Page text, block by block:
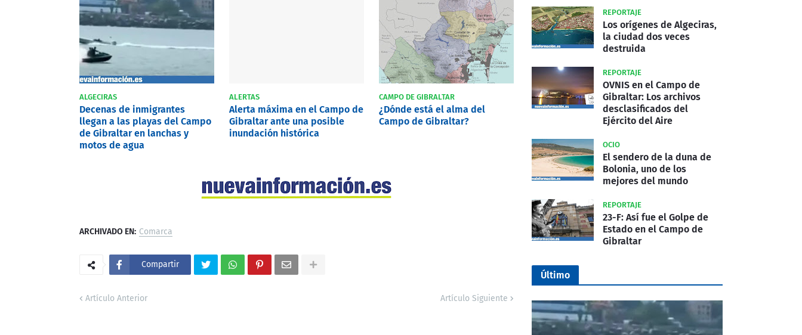
ALGECIRAS
Decenas de inmigrantes
llegan a las playas del Campo
de Gibraltar en lanchas y
motos de agua
ALERTAS
Alerta máxima en el Campo de
Gibraltar ante una posible
inundación histórica
CAMPO DE GIBRALTAR
¿Dónde está el alma del
Campo de Gibraltar?
ARCHIVADO EN: Comarca
Compartir
Artículo Anterior Artículo Siguiente
REPORTAJE
Los orígenes de Algeciras,
la ciudad dos veces
destruida
REPORTAJE
OVNIS en el Campo de
Gibraltar: Los archivos
desclasificados del
Ejército del Aire
OCIO
El sendero de la duna de
Bolonia, uno de los
mejores del mundo
REPORTAJE
23-F: Así fue el Golpe de
Estado en el Campo de
Gibraltar
Último